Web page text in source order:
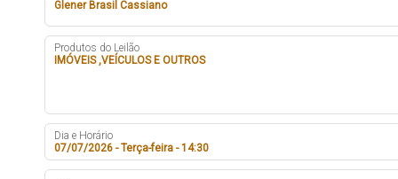
Glener Brasil Cassiano
Produtos do Leilão
IMÓVEIS ,VEÍCULOS E OUTROS
Dia e Horário
07/07/2026 - Terça-feira - 14:30